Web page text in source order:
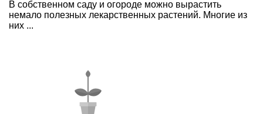
В собственном саду и огороде можно вырастить
немало полезных лекарственных растений. Многие из
них ...